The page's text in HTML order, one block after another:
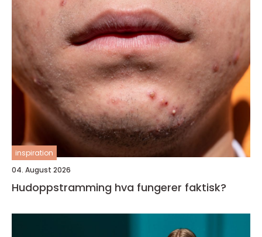
inspiration
04. August 2026
Hudoppstramming hva fungerer faktisk?